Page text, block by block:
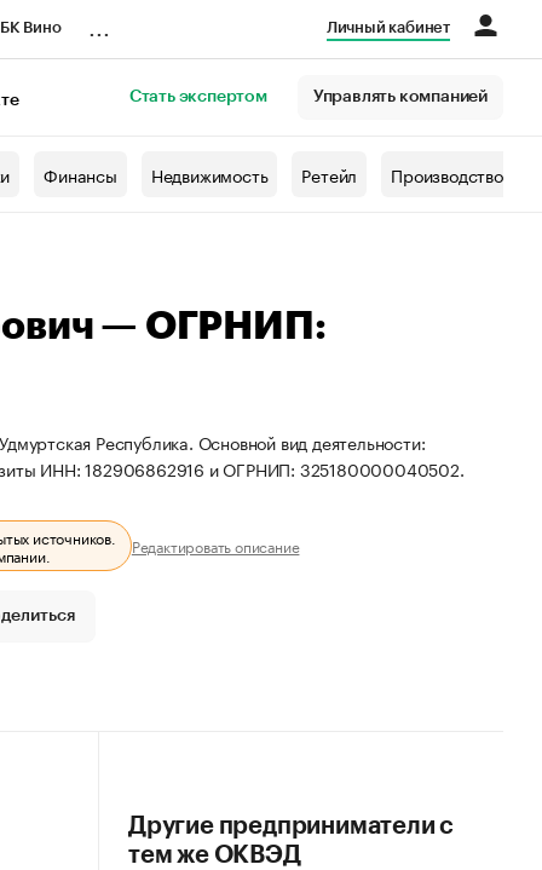
Вино Личный кабинет
Стать экспертом Управлять компанией
Финансы Недвижимость Ретейл Производство
— ОГРНИП:
Республика. Основной вид деятельности:
ИНН: 182906862916 и ОГРНИП: 325180000040502.
источников.
Редактировать описание
Другие предприниматели с
тем же ОКВЭД